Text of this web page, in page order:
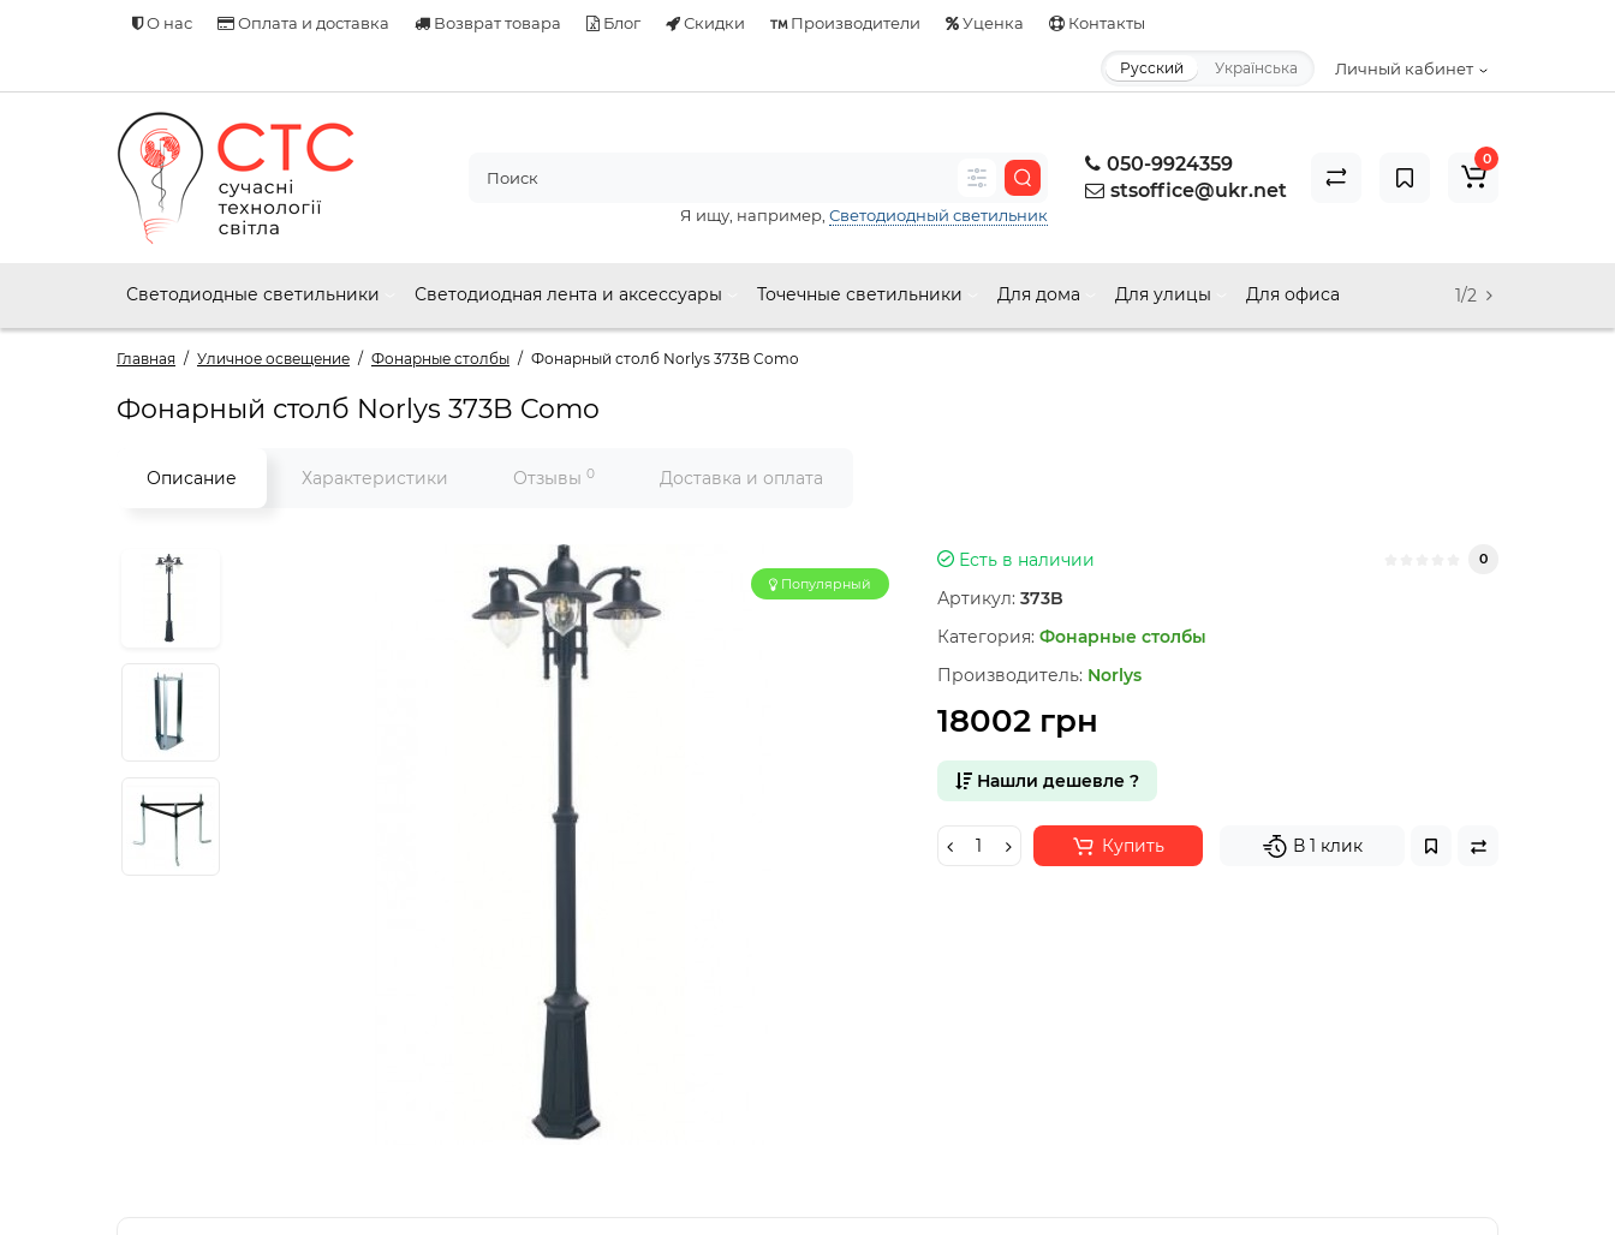
О нас Оплата и доставка Возврат товара Блог Скидки Производители Уценка Контакты
Личный кабинет
Русский Українська
050-9924359
stsoffice@ukr.net
Я ищу, например, Светодиодный светильник
0
Светодиодные светильники Светодиодная лента и аксессуары Точечные светильники Для дома Для улицы Для офиса 1/2
Главная Уличное освещение Фонарные столбы Фонарный столб Norlys 373B Como
Фонарный столб Norlys 373B Como
Описание Характеристики Отзывы 0 Доставка и оплата
Популярный
Есть в наличии 0
Артикул: 373B
Категория: Фонарные столбы
Производитель: Norlys
18002 грн
Нашли дешевле ?
Купить В 1 клик